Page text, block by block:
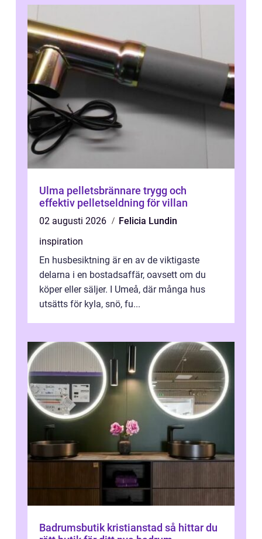
Ulma pelletsbrännare trygg och
effektiv pelletseldning för villan
02 augusti 2026
Felicia Lundin
inspiration
En husbesiktning är en av de viktigaste
delarna i en bostadsaffär, oavsett om du
köper eller säljer. I Umeå, där många hus
utsätts för kyla, snö, fu...
Badrumsbutik kristianstad så hittar du